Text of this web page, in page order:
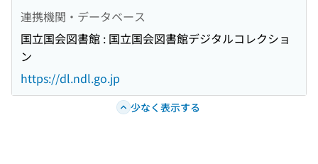
連携機関・データベース
国立国会図書館 : 国立国会図書館デジタルコレクショ
ン
https://dl.ndl.go.jp
少なく表示する